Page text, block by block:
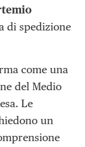
di spedizione
come una
del Medio
Le
un